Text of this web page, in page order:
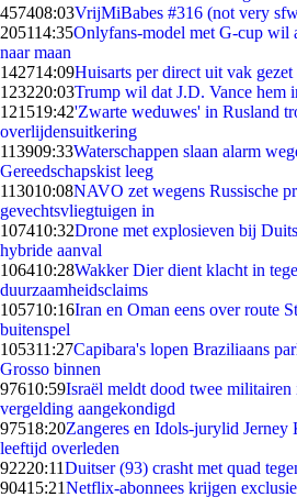
457408:03VrijMiBabes #316 (not very
205114:35Onlyfans-model met G-cup wil
naar maan
142714:09Huisarts per direct uit vak
123220:03Trump wil dat J.D. Vance hem
121519:42'Zwarte weduwes' in Rusland
overlijdensuitkering
113909:33Waterschappen slaan alarm
Gereedschapskist leeg
113010:08NAVO zet wegens Russische
gevechtsvliegtuigen in
107410:32Drone met explosieven bij
hybride aanval
106410:28Wakker Dier dient klacht in
duurzaamheidsclaims
105710:16Iran en Oman eens over route
buitenspel
105311:27Capibara's lopen Braziliaans
Grosso binnen
97610:59Israël meldt dood twee
vergelding aangekondigd
97518:20Zangeres en Idols-jurylid Jerney
leeftijd overleden
92220:11Duitser (93) crasht met quad
90415:21Netflix-abonnees krijgen